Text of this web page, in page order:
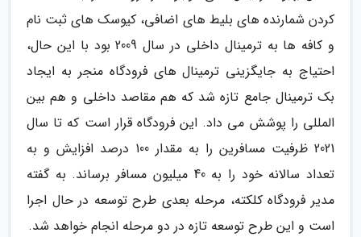
کردن شمارنده های بلیط های اضافی، کیوسک های ثبت نام
و کافه ها به ترمینال داخلی در سال 2009 بود با این حال،
احتیاج به جایگزینی ترمینال های فرودگاه منجر به ایجاد
بک ترمینال جامع تازه شد که هم مقاصد داخلی و هم بین
المللی را پوشش می داد. این فرودگاه قرار است که تا سال
2021 ظرفیت مسافرین را به مقدار 100 درصد افزایش و به
تعداد سالانه خود را به 40 میلیون مسافر برساند. به گفته
مدیر فرودگاه کلکته، مرحله بعدی طرح توسعه در حال اجرا
است و این طرح توسعه تازه در دو مرحله انجام خواهد شد.